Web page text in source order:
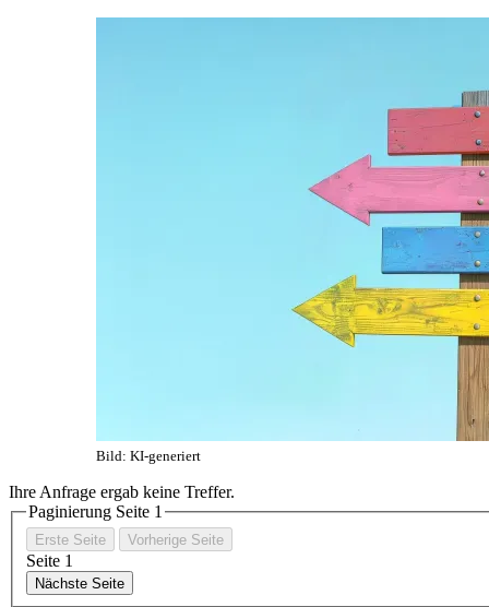
Bild: KI-generiert
Ihre Anfrage ergab keine Treffer.
Paginierung Seite 1
Erste Seite Vorherige Seite
Seite 1
Nächste Seite